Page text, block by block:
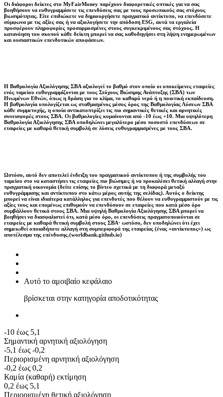
Οι διάφοροι δείκτες στο MyFairMoney παρέχουν διαφορετικές οπτικές για να σας
βοηθήσουν να ευθυγραμμίσετε τις επενδύσεις σας με τους προσωπικούς σας στόχους
βιωσιμότητας. Είτε επιδιώκετε να δημιουργήσετε πραγματικό αντίκτυπο, να επενδύσετε
σύμφωνα με τις αξίες σας ή να αξιολογήσετε την απόδοση ESG, αυτά τα εργαλεία
προσφέρουν πληροφορίες προσαρμοσμένες στους συγκεκριμένους σας στόχους. Η
κατανόηση του σκοπού κάθε δείκτη μπορεί να σας καθοδηγήσει στη λήψη ενημερωμένων
και ουσιαστικών επενδυτικών αποφάσεων.
Η Βαθμολογία Αξιολόγησης ΣΒΑ αξιολογεί το βαθμό στον οποίο οι υποκείμενες εταιρείες
ενός ταμείου ευθυγραμμίζονται με τους Στόχους Βιώσιμης Ανάπτυξης (ΣΒΑ) των
Ηνωμένων Εθνών, όπως η δράση για το κλίμα, το καθαρό νερό ή η ποιοτική εκπαίδευση.
Η βαθμολογία υπολογίζεται ως σταθμισμένος μέσος όρος της Βαθμολογίας Λύσεων ΣΒΑ
κάθε συμμετοχής, η οποία αντικατοπτρίζει τις πιο σημαντικές θετικές και αρνητικές
συνεισφορές στους ΣΒΑ. Οι βαθμολογίες κυμαίνονται από -10 έως +10. Μια υψηλότερη
Βαθμολογία Αξιολόγησης ΣΒΑ υποδηλώνει μεγαλύτερο μέσο ποσοστό επενδύσεων σε
εταιρείες με καθαρά θετική συμβολή σε λύσεις ευθυγραμμισμένες με τους ΣΒΑ.
Ωστόσο, αυτό δεν αποτελεί ένδειξη του πραγματικού αντίκτυπου ή της συμβολής του
ταμείου στο να καταστήσει τις εταιρείες πιο βιώσιμες ή να προκαλέσει θετική αλλαγή στην
πραγματική οικονομία (δείτε επίσης το βίντεο σχετικά με τη διαφορά μεταξύ
ευθυγράμμισης και αντίκτυπου στο κάτω μέρος αυτής της σελίδας). Αυτός ο δείκτης
μπορεί να είναι ιδιαίτερα κατάλληλος για επενδυτές που θέλουν να ευθυγραμμιστούν με τις
αξίες τους και επομένως επιθυμούν να επενδύσουν σε εταιρείες που κατά μέσο όρο
συμβάλλουν θετικά στους ΣΒΑ. Μια υψηλή Βαθμολογία Αξιολόγησης ΣΒΑ μπορεί να
βοηθήσει να διασφαλιστεί ότι, κατά μέσο όρο, οι επενδύσεις πραγματοποιούνται σε
εταιρείες με καθαρά θετική συμβολή στους ΣΒΑ· ωστόσο, δεν υποδηλώνει ότι έχει
σημειωθεί οποιαδήποτε αλλαγή στη συμπεριφορά της εταιρείας (ένας «αντίκτυπος») ως
αποτέλεσμα της επένδυσης.(worldbank.github.io)
Αυτό το αμοιβαίο κεφάλαιο
βρίσκεται στην κατηγορία αποδοτικότητας
-10 έως 5,1
Σημαντική αρνητική αξιολόγηση
-5,1 έως -0,2
Περιορισμένη αρνητική αξιολόγηση
-0,2 έως 0,2
Καμία (καθαρή) εκτίμηση
0,2 έως 5,1
Περιορισμένη θετική αξιολόγηση